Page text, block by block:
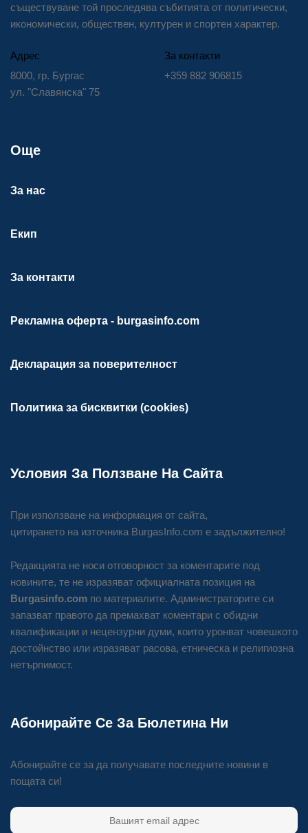
съществуване той проследява събитията от политически,
икономически, обществен, културен и спортен характер.
Адрес
8000, гр. Бургас
ул. "Славянска" 75
За контакти
+359 882 906815
Още
За нас
Екип
За контакти
Рекламна оферта - burgasinfo.com
Декларация за поверителност
Политика за бисквитки (cookies)
Условия За Ползване На Сайта
При използване на информация от сайта,
цитирането на източника BurgasInfo.com е задължително!
Редакцията не носи отговорност за коментарите под
новините, те не изразяват официалната позиция на
Burgasinfo.com по материалите. Администраторите си
запазват правото да премахват коментари с обидни
квалификации и нецензурни думи, които уронват човешкото
достойнство или изразяват расова, етническа и религиозна
нетърпимост.
Абонирайте Се За Бюлетина Ни
Абонирайте се за да получавате последните новини в
пощата си!